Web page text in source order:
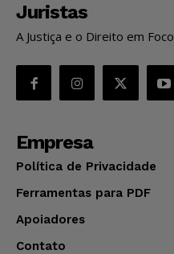
Juristas
A Justiça e o Direito em Foco
Empresa
Política de Privacidade
Ferramentas para PDF
Apoiadores
Contato